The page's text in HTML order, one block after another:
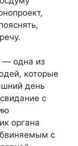
— одна из
которые
день
с
органа
с